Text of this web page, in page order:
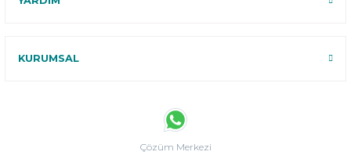
KURUMSAL
Çözüm Merkezi